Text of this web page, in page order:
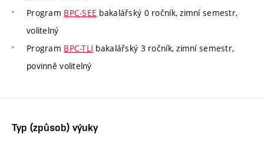
Program BPC-SEE bakalářský 0 ročník, zimní semestr,
volitelný
Program BPC-TLI bakalářský 3 ročník, zimní semestr,
povinně volitelný
Typ (způsob) výuky